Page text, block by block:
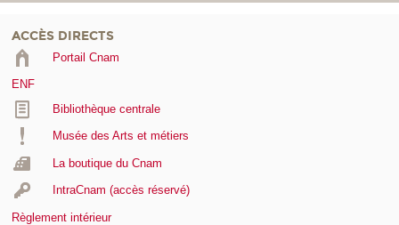
ACCÈS DIRECTS
Portail Cnam
ENF
Bibliothèque centrale
Musée des Arts et métiers
La boutique du Cnam
IntraCnam (accès réservé)
Règlement intérieur